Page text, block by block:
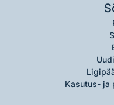
Kasutus- ja